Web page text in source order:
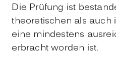
Die Prüfung ist
theoretischen als auch
eine mindestens
erbracht worden ist.